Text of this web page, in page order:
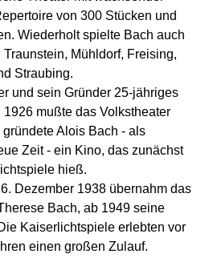
von 300 Stücken und
Wiederholt spielte Bach auch
Mühldorf, Freising,
Straubing.
und sein Gründer 25-jähriges
mußte das Volkstheater
Alois Bach - als
Zeit - ein Kino, das zunächst
hieß.
Dezember 1938 übernahm das
Bach, ab 1949 seine
Kaiserlichtspiele erlebten vor
einen großen Zulauf.